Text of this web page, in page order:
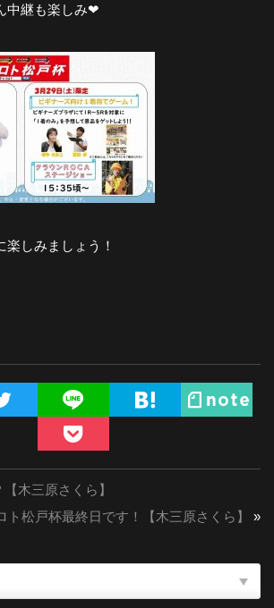
中継も楽しみ❤
しみましょう！
木三原さくら】
ト松戸杯最終日です！【木三原さくら】
»